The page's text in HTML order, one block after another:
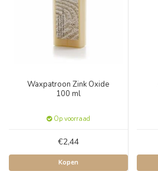
Waxpatroon Zink Oxide
100 ml
Op voorraad
€2,44
Kopen